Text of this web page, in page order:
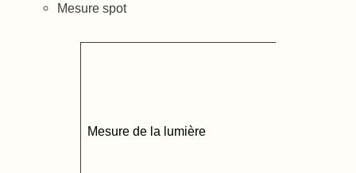
Mesure spot
Mesure de la lumière